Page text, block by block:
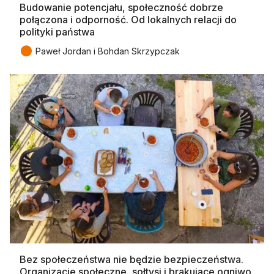
Budowanie potencjału, społeczność dobrze
połączona i odporność. Od lokalnych relacji do
polityki państwa
● Paweł Jordan i Bohdan Skrzypczak
Bez społeczeństwa nie będzie bezpieczeństwa.
Organizacje społeczne, sołtysi i brakujące ogniwo